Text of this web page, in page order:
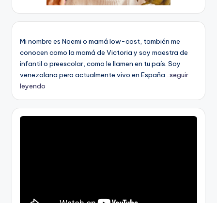
Mi nombre es Noemi o mamá low-cost, también me
conocen como la mamá de Victoria y soy maestra de
infantil o preescolar, como le llamen en tu país. Soy
venezolana pero actualmente vivo en España...seguir
leyendo